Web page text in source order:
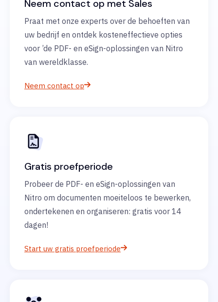
Neem contact op met Sales
Praat met onze experts over de behoeften van
uw bedrijf en ontdek kosteneffectieve opties
voor ’de PDF- en eSign-oplossingen van Nitro
van wereldklasse.
Neem contact op
Gratis proefperiode
Probeer de PDF- en eSign-oplossingen van
Nitro om documenten moeiteloos te bewerken,
ondertekenen en organiseren: gratis voor 14
dagen!
Start uw gratis proefperiode